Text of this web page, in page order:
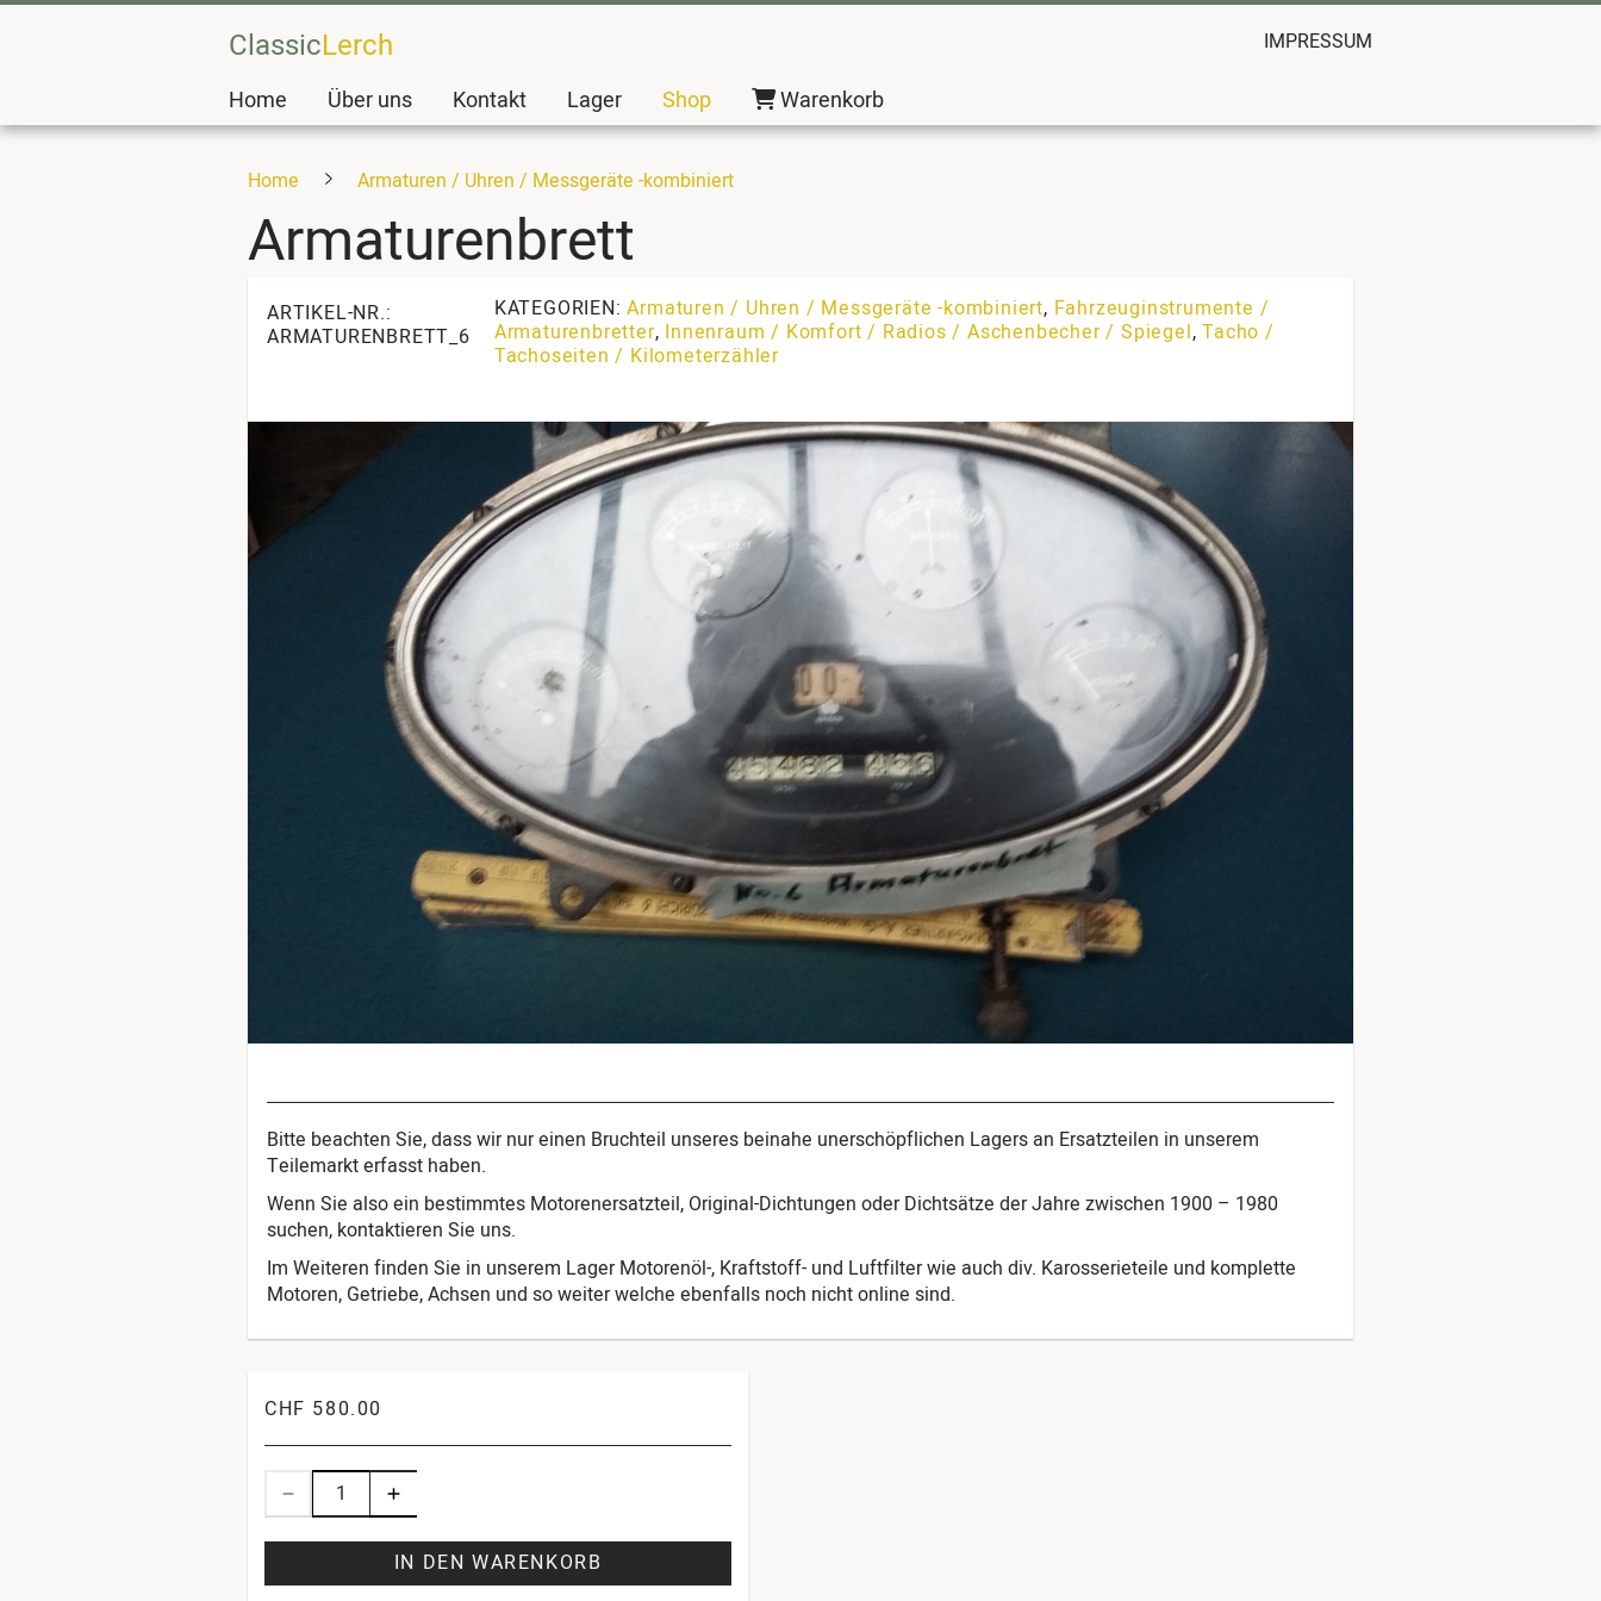
ClassicLerch IMPRESSUM
Home Über uns Kontakt Lager Shop Warenkorb
Home Armaturen / Uhren / Messgeräte -kombiniert
Armaturenbrett
ARTIKEL-NR.:
ARMATURENBRETT_6
KATEGORIEN:Armaturen / Uhren / Messgeräte -kombiniert, Fahrzeuginstrumente /
Armaturenbretter, Innenraum / Komfort / Radios / Aschenbecher / Spiegel,Tacho /
Tachoseiten / Kilometerzähler
Bitte beachten Sie, dass wir nur einen Bruchteil unseres beinahe unerschöpflichen Lagers an Ersatzteilen in unserem
Teilemarkt erfasst haben.
Wenn Sie also ein bestimmtes Motorenersatzteil, Original-Dichtungen oder Dichtsätze der Jahre zwischen 1900 – 1980
suchen, kontaktieren Sie uns.
Im Weiteren finden Sie in unserem Lager Motorenöl-, Kraftstoff- und Luftfilter wie auch div. Karosserieteile und komplette
Motoren, Getriebe, Achsen und so weiter welche ebenfalls noch nicht online sind.
CHF 580.00
IN DEN WARENKORB